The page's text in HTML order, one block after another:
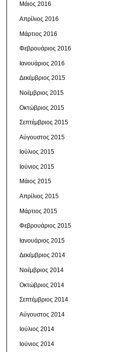
Μάιος 2016
Απρίλιος 2016
Μάρτιος 2016
Φεβρουάριος 2016
Ιανουάριος 2016
Δεκέμβριος 2015
Νοέμβριος 2015
Οκτώβριος 2015
Σεπτέμβριος 2015
Αύγουστος 2015
Ιούλιος 2015
Ιούνιος 2015
Μάιος 2015
Απρίλιος 2015
Μάρτιος 2015
Φεβρουάριος 2015
Ιανουάριος 2015
Δεκέμβριος 2014
Νοέμβριος 2014
Οκτώβριος 2014
Σεπτέμβριος 2014
Αύγουστος 2014
Ιούλιος 2014
Ιούνιος 2014